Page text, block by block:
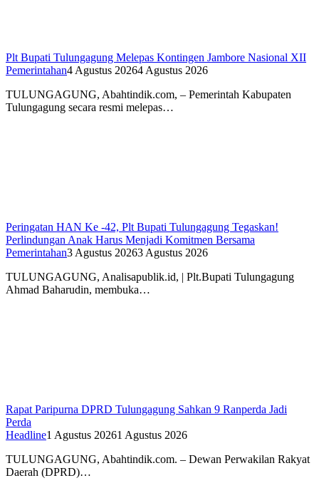
Plt Bupati Tulungagung Melepas Kontingen Jambore Nasional XII
Pemerintahan4 Agustus 20264 Agustus 2026
TULUNGAGUNG, Abahtindik.com, – Pemerintah Kabupaten
Tulungagung secara resmi melepas…
Peringatan HAN Ke -42, Plt Bupati Tulungagung Tegaskan!
Perlindungan Anak Harus Menjadi Komitmen Bersama
Pemerintahan3 Agustus 20263 Agustus 2026
TULUNGAGUNG, Analisapublik.id, | Plt.Bupati Tulungagung
Ahmad Baharudin, membuka…
Rapat Paripurna DPRD Tulungagung Sahkan 9 Ranperda Jadi
Perda
Headline1 Agustus 20261 Agustus 2026
TULUNGAGUNG, Abahtindik.com. – Dewan Perwakilan Rakyat
Daerah (DPRD)…